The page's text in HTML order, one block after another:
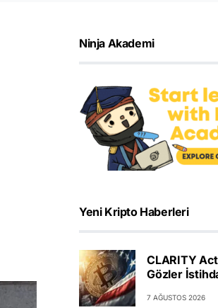
Ninja Akademi
Yeni Kripto Haberleri
CLARITY Act
Gözler
7 AĞUSTOS 2026